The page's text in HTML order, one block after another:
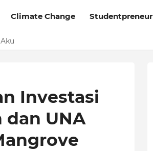
Climate Change Studentpreneur
Investasi
dan UNA